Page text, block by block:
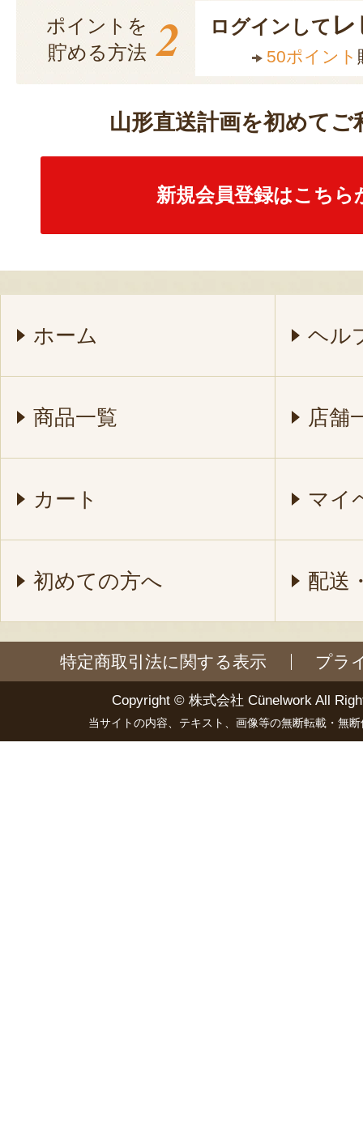
ポイントを
貯める方法 2 ログインして
50ポイント
山形直送計画を初めてご
新規会員登録はこちら
ホーム ヘル
商品一覧 店舗
カート マイ
初めての方へ 配送
特定商取引法に関する表示 プラ
Copyright © 株式会社 Cünelwork All
当サイトの内容、テキスト、画像等の無断転載・無